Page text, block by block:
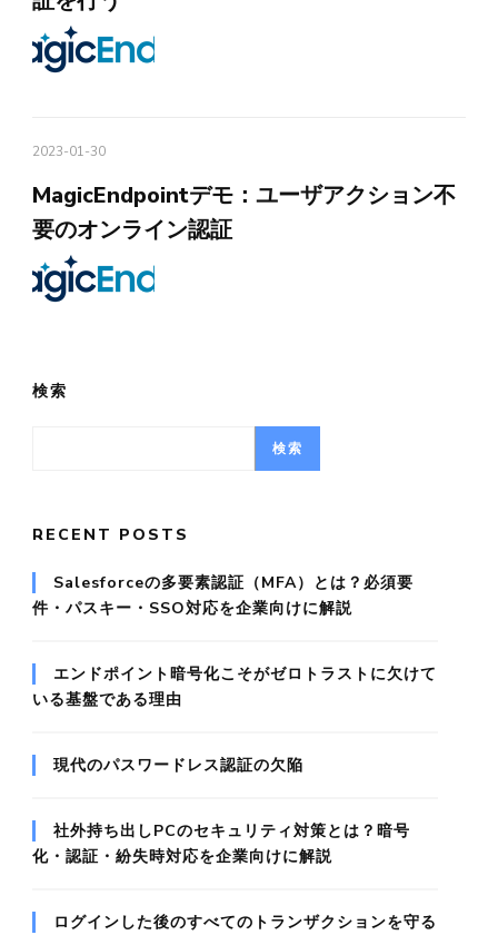
2023-01-30
MagicEndpointデモ：ユーザアクション不
要のオンライン認証
検索
検索
RECENT POSTS
Salesforceの多要素認証（MFA）とは？必須要
件・パスキー・SSO対応を企業向けに解説
エンドポイント暗号化こそがゼロトラストに欠けて
いる基盤である理由
現代のパスワードレス認証の欠陥
社外持ち出しPCのセキュリティ対策とは？暗号
化・認証・紛失時対応を企業向けに解説
ログインした後のすべてのトランザクションを守る